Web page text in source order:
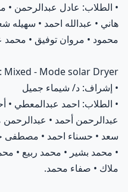
• الطلاب: عادل عبدالرحمن
هاني • عبدالله احمد • سهيله
محمود • مروان توفيق •
المشروع الثاني: Mixed - Mode solar Dryer
• إشراف: د/ شيماء جميل
• الطلاب: احمد عبدالمعطي
عبدالرحمن أحمد •
سعد • حسناء احمد • مصطفى
• محمد بشير • محمد ربيع •
ملاك • صفاء محمد.